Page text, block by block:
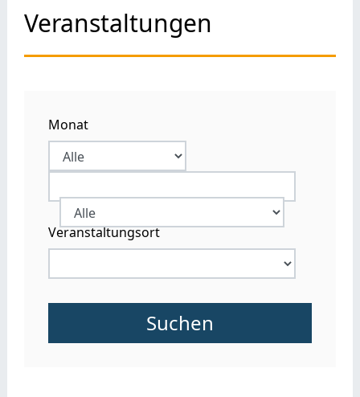
Veranstaltungen
Monat
Veranstaltungsort